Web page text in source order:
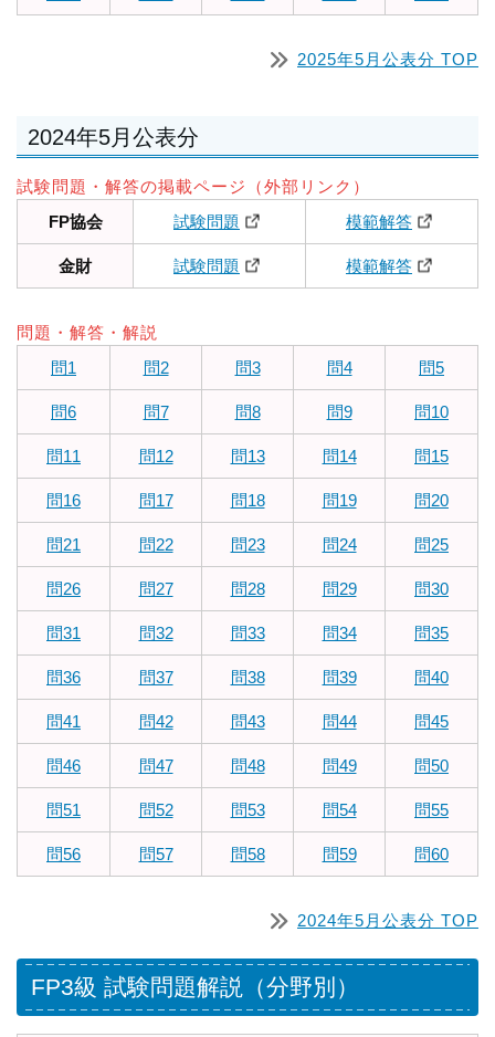
2025年5月公表分 TOP
2024年5月公表分
試験問題・解答の掲載ページ（外部リンク）
FP協会
試験問題 模範解答
金財 試験問題 模範解答
問題・解答・解説
問1
問2 問3 問4 問5
問6 問7 問8 問9 問10
問11 問12 問13 問14 問15
問16 問17 問18 問19 問20
問21 問22 問23 問24 問25
問26 問27 問28 問29 問30
問31 問32 問33 問34 問35
問36 問37 問38 問39 問40
問41 問42 問43 問44 問45
問46 問47 問48 問49 問50
問51 問52 問53 問54 問55
問56 問57 問58 問59 問60
2024年5月公表分 TOP
FP3級 試験問題解説（分野別）